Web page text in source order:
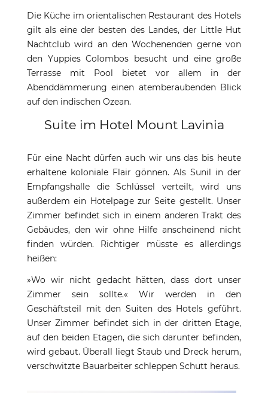
Die Küche im orientalischen Restaurant des Hotels
gilt als eine der besten des Landes, der Little Hut
Nachtclub wird an den Wochenenden gerne von
den Yuppies Colombos besucht und eine große
Terrasse mit Pool bietet vor allem in der
Abenddämmerung einen atemberaubenden Blick
auf den indischen Ozean.
Suite im Hotel Mount Lavinia
Für eine Nacht dürfen auch wir uns das bis heute
erhaltene koloniale Flair gönnen. Als Sunil in der
Empfangshalle die Schlüssel verteilt, wird uns
außerdem ein Hotelpage zur Seite gestellt. Unser
Zimmer befindet sich in einem anderen Trakt des
Gebäudes, den wir ohne Hilfe anscheinend nicht
finden würden. Richtiger müsste es allerdings
heißen:
»Wo wir nicht gedacht hätten, dass dort unser
Zimmer sein sollte.« Wir werden in den
Geschäftsteil mit den Suiten des Hotels geführt.
Unser Zimmer befindet sich in der dritten Etage,
auf den beiden Etagen, die sich darunter befinden,
wird gebaut. Überall liegt Staub und Dreck herum,
verschwitzte Bauarbeiter schleppen Schutt heraus.